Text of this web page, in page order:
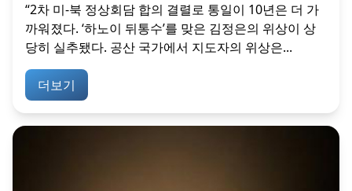
“2차 미-북 정상회담 합의 결렬로 통일이 10년은 더 가
까워졌다. ‘하노이 뒤통수’를 맞은 김정은의 위상이 상
당히 실추됐다. 공산 국가에서 지도자의 위상은...
더보기